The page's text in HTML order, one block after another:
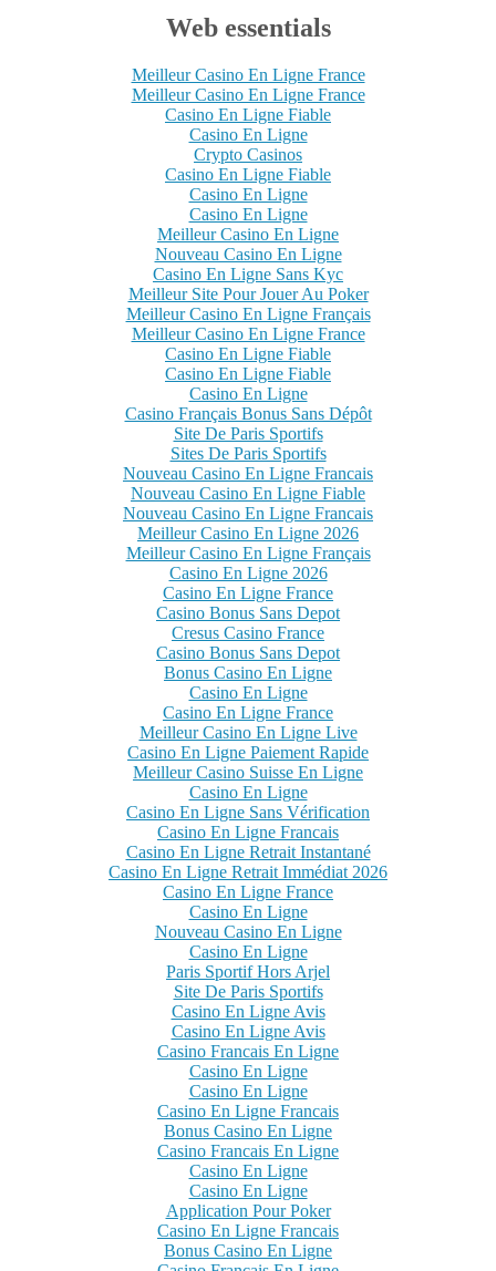
Web essentials
Meilleur Casino En Ligne France
Meilleur Casino En Ligne France
Casino En Ligne Fiable
Casino En Ligne
Crypto Casinos
Casino En Ligne Fiable
Casino En Ligne
Casino En Ligne
Meilleur Casino En Ligne
Nouveau Casino En Ligne
Casino En Ligne Sans Kyc
Meilleur Site Pour Jouer Au Poker
Meilleur Casino En Ligne Français
Meilleur Casino En Ligne France
Casino En Ligne Fiable
Casino En Ligne Fiable
Casino En Ligne
Casino Français Bonus Sans Dépôt
Site De Paris Sportifs
Sites De Paris Sportifs
Nouveau Casino En Ligne Francais
Nouveau Casino En Ligne Fiable
Nouveau Casino En Ligne Francais
Meilleur Casino En Ligne 2026
Meilleur Casino En Ligne Français
Casino En Ligne 2026
Casino En Ligne France
Casino Bonus Sans Depot
Cresus Casino France
Casino Bonus Sans Depot
Bonus Casino En Ligne
Casino En Ligne
Casino En Ligne France
Meilleur Casino En Ligne Live
Casino En Ligne Paiement Rapide
Meilleur Casino Suisse En Ligne
Casino En Ligne
Casino En Ligne Sans Vérification
Casino En Ligne Francais
Casino En Ligne Retrait Instantané
Casino En Ligne Retrait Immédiat 2026
Casino En Ligne France
Casino En Ligne
Nouveau Casino En Ligne
Casino En Ligne
Paris Sportif Hors Arjel
Site De Paris Sportifs
Casino En Ligne Avis
Casino En Ligne Avis
Casino Francais En Ligne
Casino En Ligne
Casino En Ligne
Casino En Ligne Francais
Bonus Casino En Ligne
Casino Francais En Ligne
Casino En Ligne
Casino En Ligne
Application Pour Poker
Casino En Ligne Francais
Bonus Casino En Ligne